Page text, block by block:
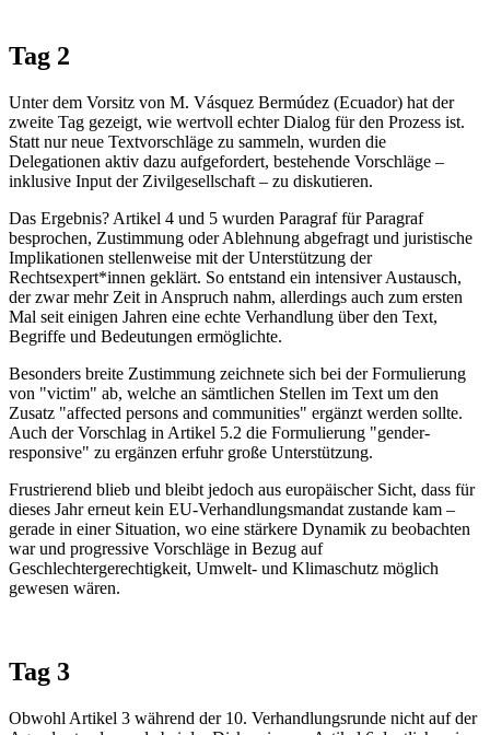
Tag 2
Unter dem Vorsitz von M. Vásquez Bermúdez (Ecuador) hat der
zweite Tag gezeigt, wie wertvoll echter Dialog für den Prozess ist.
Statt nur neue Textvorschläge zu sammeln, wurden die
Delegationen aktiv dazu aufgefordert, bestehende Vorschläge –
inklusive Input der Zivilgesellschaft – zu diskutieren.
Das Ergebnis? Artikel 4 und 5 wurden Paragraf für Paragraf
besprochen, Zustimmung oder Ablehnung abgefragt und juristische
Implikationen stellenweise mit der Unterstützung der
Rechtsexpert*innen geklärt. So entstand ein intensiver Austausch,
der zwar mehr Zeit in Anspruch nahm, allerdings auch zum ersten
Mal seit einigen Jahren eine echte Verhandlung über den Text,
Begriffe und Bedeutungen ermöglichte.
Besonders breite Zustimmung zeichnete sich bei der Formulierung
von "victim" ab, welche an sämtlichen Stellen im Text um den
Zusatz "affected persons and communities" ergänzt werden sollte.
Auch der Vorschlag in Artikel 5.2 die Formulierung "gender-
responsive" zu ergänzen erfuhr große Unterstützung.
Frustrierend blieb und bleibt jedoch aus europäischer Sicht, dass für
dieses Jahr erneut kein EU-Verhandlungsmandat zustande kam –
gerade in einer Situation, wo eine stärkere Dynamik zu beobachten
war und progressive Vorschläge in Bezug auf
Geschlechtergerechtigkeit, Umwelt- und Klimaschutz möglich
gewesen wären.
Tag 3
Obwohl Artikel 3 während der 10. Verhandlungsrunde nicht auf der